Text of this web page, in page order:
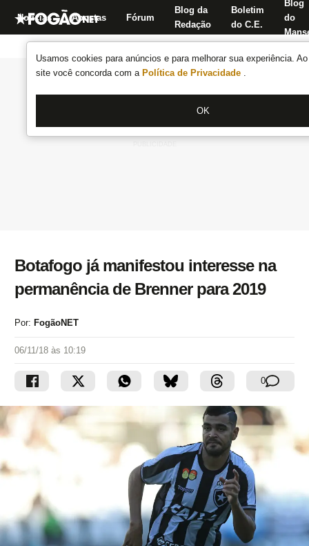
Usamos cookies para anúncios e para melhorar sua experiência.
site você concorda com a Política de Privacidade .
OK
Notícias Apostas Fórum
Blog da
Redação
Boletim
do C.E.
Blog
do
Botafogo já manifestou interesse na
permanência de Brenner para 2019
Por: FogãoNET
06/11/18 às 10:19
0